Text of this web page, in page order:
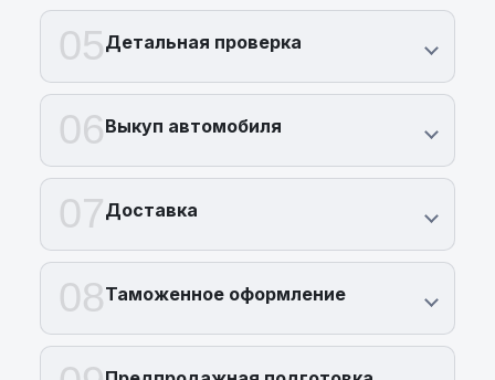
05Детальная проверка
06Выкуп автомобиля
07Доставка
08Таможенное оформление